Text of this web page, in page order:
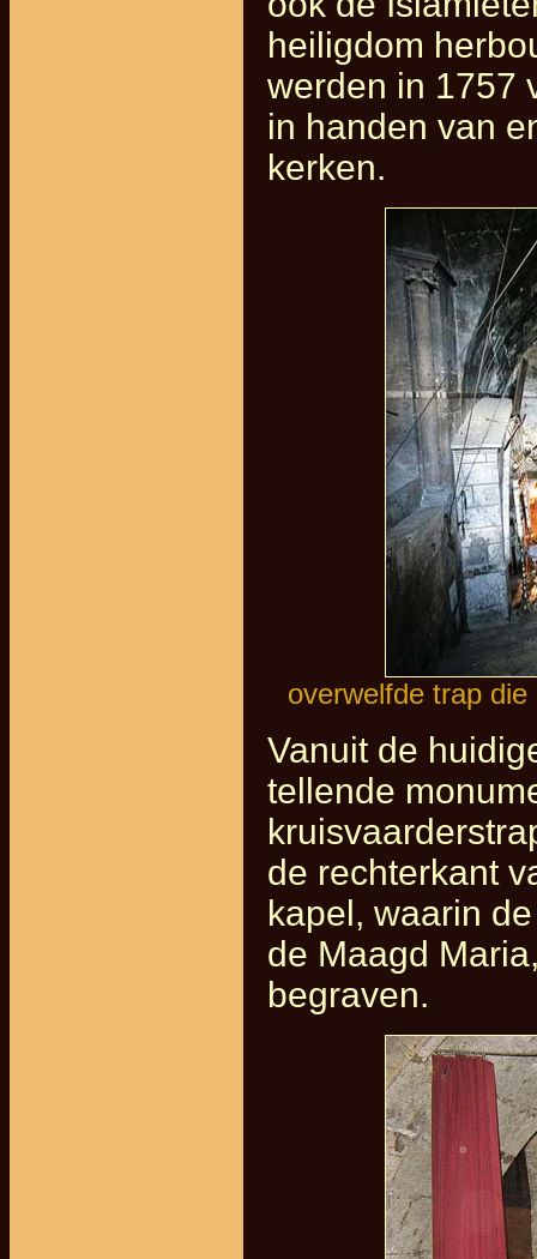
heiligdom
werden in 1757
in handen van
kerken.
overwelfde trap
Vanuit de
tellende
de rechterkant
kapel, waarin
de Maagd
begraven.